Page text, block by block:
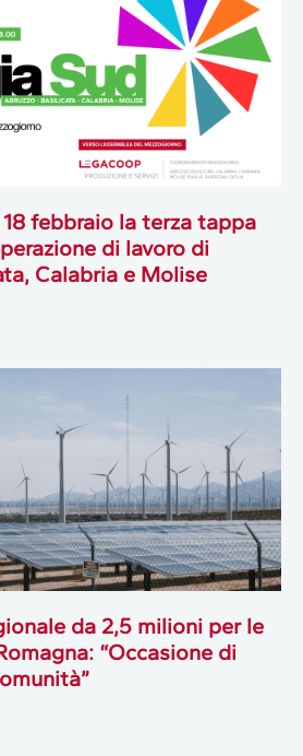
18 febbraio la terza tappa
di lavoro di
Calabria e Molise
da 2,5 milioni per le
“Occasione di